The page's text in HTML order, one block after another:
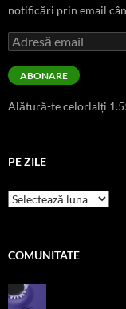
notificări prin email
Adresă
email
ABONARE
Alătură-te celorlalți
PE ZILE
pe
zile
COMUNITATE